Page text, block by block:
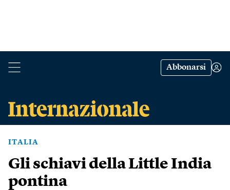
Abbonarsi
ITALIA
Gli schiavi della Little India
pontina